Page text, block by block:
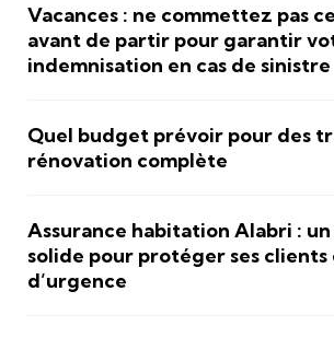
Vacances : ne commettez pas
avant de partir pour garantir
indemnisation en cas de sinistre
Quel budget prévoir pour des
rénovation complète
Assurance habitation Alabri :
solide pour protéger ses clients
d’urgence